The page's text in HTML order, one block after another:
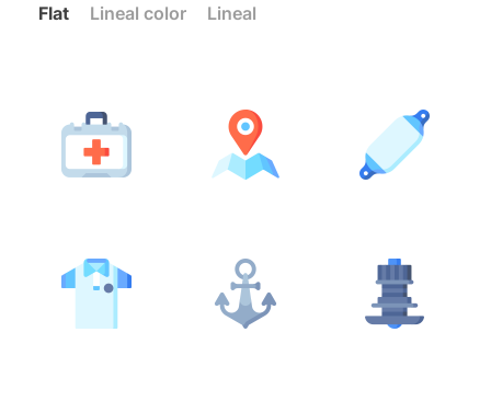
Flat Lineal color Lineal